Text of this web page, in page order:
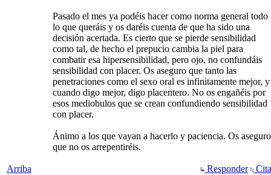
Pasado el mes ya podéis hacer como norma general todo
lo que queráis y os daréis cuenta de que ha sido una
decisión acertada. Es cierto que se pierde sensibilidad
como tal, de hecho el prepucio cambia la piel para
combatir esa hipersensibilidad, pero ojo, no confundáis
sensibilidad con placer. Os aseguro que tanto las
penetraciones como el sexo oral es infinitamente mejor, y
cuando digo mejor, digo placentero. No os engañéis por
esos mediobulos que se crean confundiendo sensibilidad
con placer.
Ánimo a los que vayan a hacerlo y paciencia. Os aseguro
que no os arrepentiréis.
Arriba Responder